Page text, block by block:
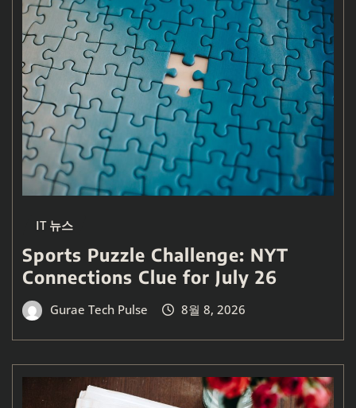
IT 뉴스
Sports Puzzle Challenge: NYT
Connections Clue for July 26
Gurae Tech Pulse 8월 8, 2026